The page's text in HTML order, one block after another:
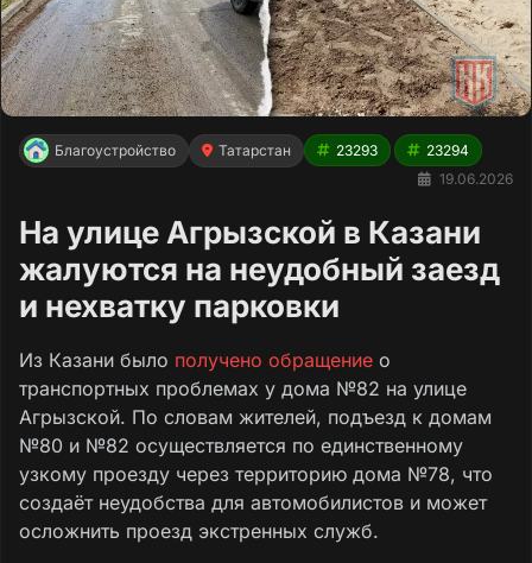
Благоустройство Татарстан 23293
23294
19.06.2026
На улице Агрызской в Казани
жалуются на неудобный заезд
и нехватку парковки
Из Казани было получено обращение о
транспортных проблемах у дома №82 на улице
Агрызской. По словам жителей, подъезд к домам
№80 и №82 осуществляется по единственному
узкому проезду через территорию дома №78, что
создаёт неудобства для автомобилистов и может
осложнить проезд экстренных служб.